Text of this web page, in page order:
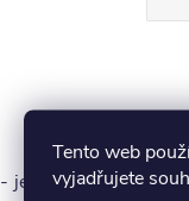
Tento web
vyjadřujete
- je vyrobena z